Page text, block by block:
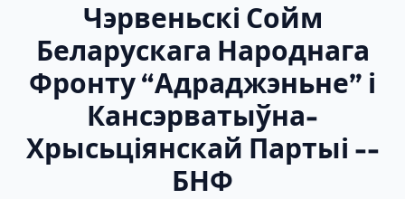
Чэрвеньскі Сойм
Беларускага Народнага
Фронту “Адраджэньне” і
Кансэрватыўна-
Хрысьціянскай Партыі --
БНФ